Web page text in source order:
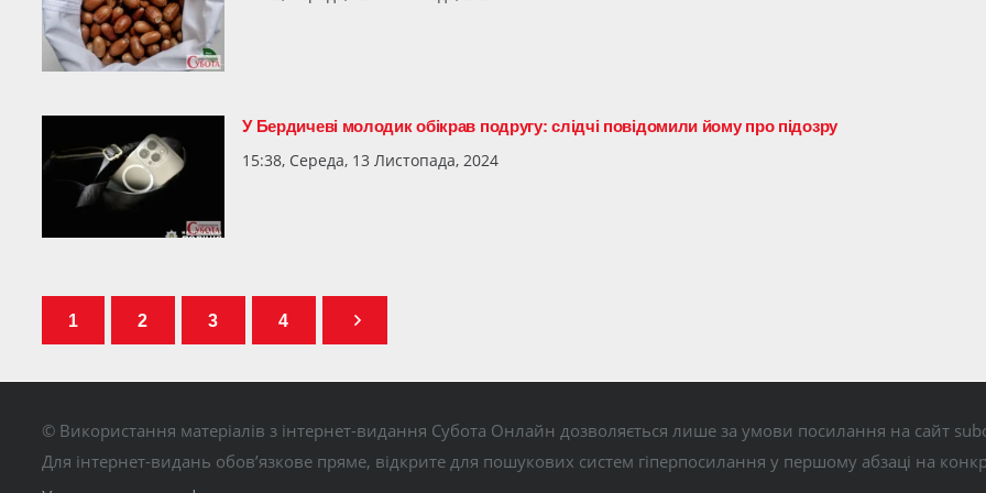
У Бердичеві молодик обікрав подругу: слідчі повідомили йому про підозру
15:38, Середа, 13 Листопада, 2024
1 2 3 4
© Використання матеріалів з інтернет-видання Субота Онлайн дозволяється лише за умови посилання на сайт
Для інтернет-видань обов’язкове пряме, відкрите для пошукових систем гіперпосилання у першому абзаці на